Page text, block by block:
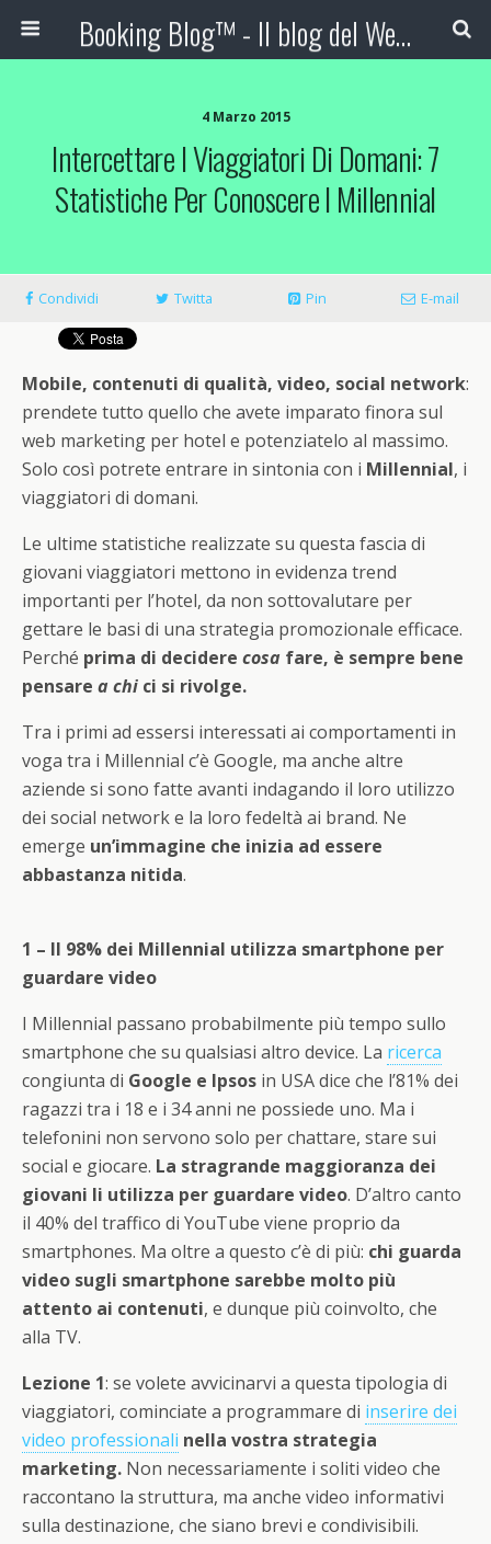
Booking Blog™ - Il blog del Web Marketing Turistico
4 Marzo 2015
Intercettare I Viaggiatori Di Domani: 7
Statistiche Per Conoscere I Millennial
Condividi Twitta Pin E-mail
Mobile, contenuti di qualità, video, social network:
prendete tutto quello che avete imparato finora sul
web marketing per hotel e potenziatelo al massimo.
Solo così potrete entrare in sintonia con i Millennial, i
viaggiatori di domani.
Le ultime statistiche realizzate su questa fascia di
giovani viaggiatori mettono in evidenza trend
importanti per l’hotel, da non sottovalutare per
gettare le basi di una strategia promozionale efficace.
Perché prima di decidere cosa fare, è sempre bene
pensare a chi ci si rivolge.
Tra i primi ad essersi interessati ai comportamenti in
voga tra i Millennial c’è Google, ma anche altre
aziende si sono fatte avanti indagando il loro utilizzo
dei social network e la loro fedeltà ai brand. Ne
emerge un’immagine che inizia ad essere
abbastanza nitida.
1 – Il 98% dei Millennial utilizza smartphone per
guardare video
I Millennial passano probabilmente più tempo sullo
smartphone che su qualsiasi altro device. La ricerca
congiunta di Google e Ipsos in USA dice che l’81% dei
ragazzi tra i 18 e i 34 anni ne possiede uno. Ma i
telefonini non servono solo per chattare, stare sui
social e giocare. La stragrande maggioranza dei
giovani li utilizza per guardare video. D’altro canto
il 40% del traffico di YouTube viene proprio da
smartphones. Ma oltre a questo c’è di più: chi guarda
video sugli smartphone sarebbe molto più
attento ai contenuti, e dunque più coinvolto, che
alla TV.
Lezione 1: se volete avvicinarvi a questa tipologia di
viaggiatori, cominciate a programmare di inserire dei
video professionali nella vostra strategia
marketing. Non necessariamente i soliti video che
raccontano la struttura, ma anche video informativi
sulla destinazione, che siano brevi e condivisibili.